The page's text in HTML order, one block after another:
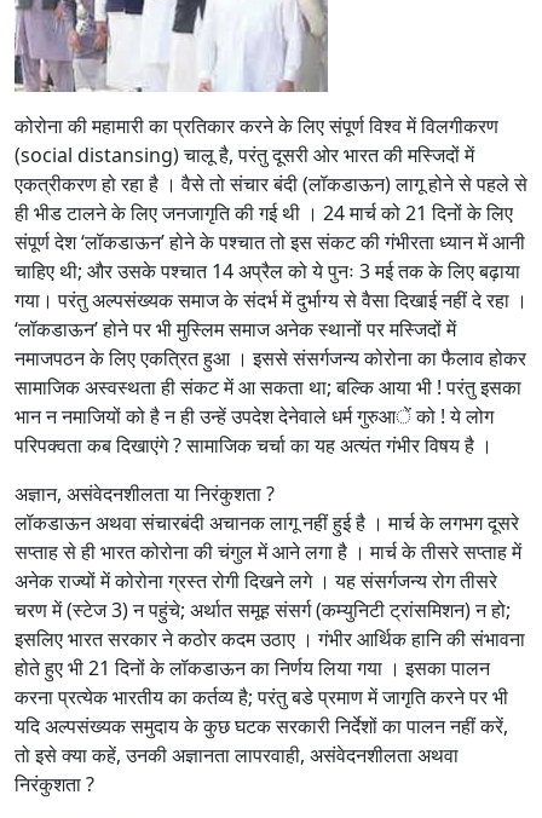
कोरोना की महामारी का प्रतिकार करने के लिए संपूर्ण विश्‍व में विलगीकरण
(social distansing) चालू है, परंतु दूसरी ओर भारत की मस्जिदों में
एकत्रीकरण हो रहा है । वैसे तो संचार बंदी (लॉकडाऊन) लागू होने से पहले से
ही भीड टालने के लिए जनजागृति की गई थी । 24 मार्च को 21 दिनों के लिए
संपूर्ण देश ‘लॉकडाऊन’ होने के पश्‍चात तो इस संकट की गंभीरता ध्यान में आनी
चाहिए थी; और उसके पश्चात 14 अप्रैल को ये पुनः 3 मई तक के लिए बढ़ाया
गया। परंतु अल्पसंख्यक समाज के संदर्भ में दुर्भाग्य से वैसा दिखाई नहीं दे रहा ।
‘लॉकडाऊन’ होने पर भी मुस्लिम समाज अनेक स्थानों पर मस्जिदों में
नमाजपठन के लिए एकत्रित हुआ । इससे संसर्गजन्य कोरोना का फैलाव होकर
सामाजिक अस्वस्थता ही संकट में आ सकता था; बल्कि आया भी ! परंतु इसका
भान न नमाजियों को है न ही उन्हें उपदेश देनेवाले धर्म गुरुआें को ! ये लोग
परिपक्वता कब दिखाएंगे ? सामाजिक चर्चा का यह अत्यंत गंभीर विषय है ।
अज्ञान, असंवेदनशीलता या निरंकुशता ?
लॉकडाऊन अथवा संचारबंदी अचानक लागू नहीं हुई है । मार्च के लगभग दूसरे
सप्ताह से ही भारत कोरोना की चंगुल में आने लगा है । मार्च के तीसरे सप्ताह में
अनेक राज्यों में कोरोना ग्रस्त रोगी दिखने लगे । यह संसर्गजन्य रोग तीसरे
चरण में (स्टेज 3) न पहुंचे; अर्थात समूह संसर्ग (कम्युनिटी ट्रांसमिशन) न हो;
इसलिए भारत सरकार ने कठोर कदम उठाए । गंभीर आर्थिक हानि की संभावना
होते हुए भी 21 दिनों के लॉकडाऊन का निर्णय लिया गया । इसका पालन
करना प्रत्येक भारतीय का कर्तव्य है; परंतु बडे प्रमाण में जागृति करने पर भी
यदि अल्पसंख्यक समुदाय के कुछ घटक सरकारी निर्देशों का पालन नहीं करें,
तो इसे क्या कहें, उनकी अज्ञानता लापरवाही, असंवेदनशीलता अथवा
निरंकुशता ?